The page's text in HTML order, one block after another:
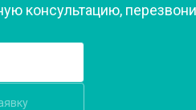
консультацию,